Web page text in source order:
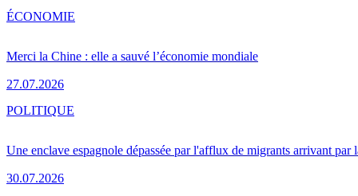
Merci la Chine : elle a sauvé l’économie mondiale
27.07.2026
ÉCONOMIE
Une enclave espagnole dépassée par l'afflux de migrants arrivant par
30.07.2026
POLITIQUE